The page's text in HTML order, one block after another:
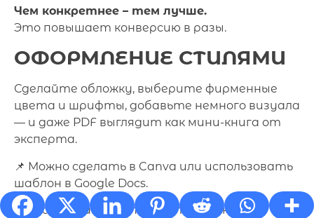
Чем конкретнее – тем лучше.
Это повышает конверсию в разы.
ОФОРМЛЕНИЕ СТИЛЯМИ
Сделайте обложку, выберите фирменные
цвета и шрифты, добавьте немного визуала
— и даже PDF выглядит как мини-книга от
эксперта.
📌 Можно сделать в Canva или использовать
шаблон в Google Docs.
Когда-то давно записывала ролик как